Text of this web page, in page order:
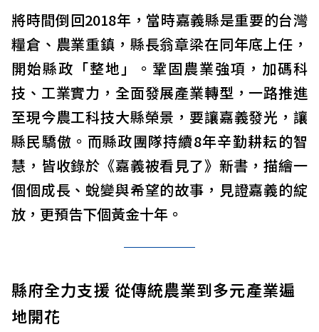
將時間倒回2018年，當時嘉義縣是重要的台灣
糧倉、農業重鎮，縣長翁章梁在同年底上任，
開始縣政「整地」。鞏固農業強項，加碼科
技、工業實力，全面發展產業轉型，一路推進
至現今農工科技大縣榮景，要讓嘉義發光，讓
縣民驕傲。而縣政團隊持續8年辛勤耕耘的智
慧，皆收錄於《嘉義被看見了》新書，描繪一
個個成長、蛻變與希望的故事，見證嘉義的綻
放，更預告下個黃金十年。
縣府全力支援 從傳統農業到多元產業遍
地開花